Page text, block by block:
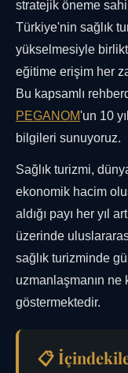
stratejik öneme
Türkiye'nin sağlık
yükselmesiyle
eğitime erişim her
Bu kapsamlı
PEGANOM'un 10
bilgileri sunuyoruz.
Sağlık turizmi,
ekonomik hacim
aldığı payı her yıl
üzerinde
sağlık turizminde
uzmanlaşmanın ne
göstermektedir.
📋